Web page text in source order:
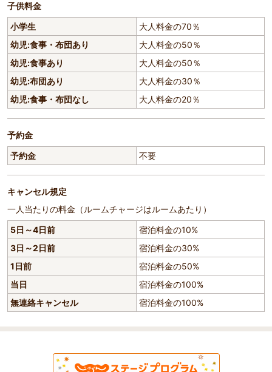
子供料金
小学生
大人料金の70％
幼児:食事・布団あり
大人料金の50％
幼児:食事あり
大人料金の50％
幼児:布団あり
大人料金の30％
幼児:食事・布団なし
大人料金の20％
予約金
予約金
不要
キャンセル規定
一人当たりの料金（ルームチャージはルームあたり）
5日～4日前
宿泊料金の10%
3日～2日前
宿泊料金の30%
1日前
宿泊料金の50%
当日
宿泊料金の100%
無連絡キャンセル
宿泊料金の100%